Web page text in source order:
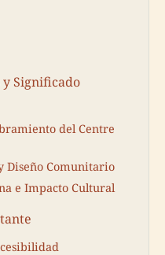
Significado
del Centre
Diseño Comunitario
e Impacto Cultural